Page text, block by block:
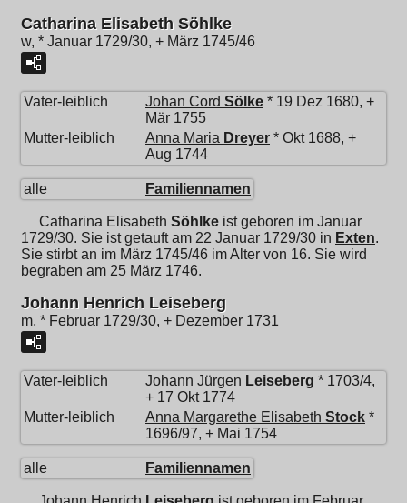
Catharina Elisabeth Söhlke
w, * Januar 1729/30, + März 1745/46
Vater-leiblich Johan Cord Sölke * 19 Dez 1680, +
Mär 1755
Mutter-leiblich
Anna Maria Dreyer * Okt 1688, +
Aug 1744
alle Familiennamen
Catharina Elisabeth Söhlke ist geboren im Januar
1729/30. Sie ist getauft am 22 Januar 1729/30 in Exten.
Sie stirbt an im März 1745/46 im Alter von 16. Sie wird
begraben am 25 März 1746.
Johann Henrich Leiseberg
m, * Februar 1729/30, + Dezember 1731
Vater-leiblich Johann Jürgen Leiseberg * 1703/4,
+ 17 Okt 1774
Mutter-leiblich
Anna Margarethe Elisabeth Stock *
1696/97, + Mai 1754
alle Familiennamen